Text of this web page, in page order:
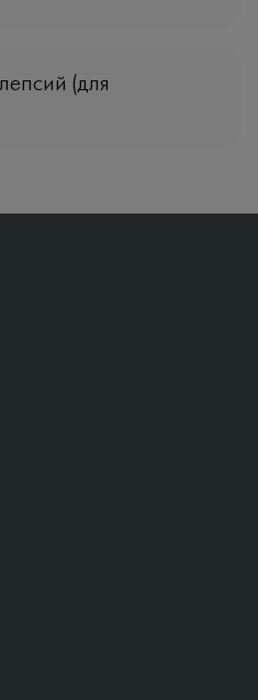
(для